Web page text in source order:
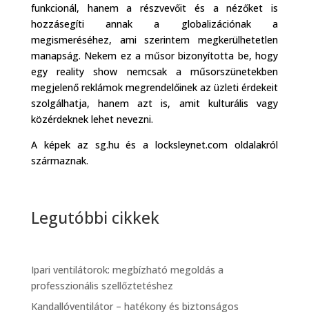
funkcionál, hanem a részvevőit és a nézőket is
hozzásegíti annak a globalizációnak a
megismeréséhez, ami szerintem megkerülhetetlen
manapság. Nekem ez a műsor bizonyította be, hogy
egy reality show nemcsak a műsorszünetekben
megjelenő reklámok megrendelőinek az üzleti érdekeit
szolgálhatja, hanem azt is, amit kulturális vagy
közérdeknek lehet nevezni.
A képek az sg.hu és a locksleynet.com oldalakról
származnak.
Legutóbbi cikkek
Ipari ventilátorok: megbízható megoldás a
professzionális szellőztetéshez
Kandallóventilátor – hatékony és biztonságos